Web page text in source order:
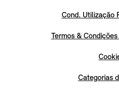
Cond. Utilização
Termos &
Categorias